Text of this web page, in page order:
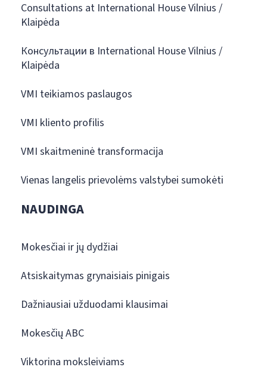
Consultations at International House Vilnius /
Klaipėda
Консультации в International House Vilnius /
Klaipėda
VMI teikiamos paslaugos
VMI kliento profilis
VMI skaitmeninė transformacija
Vienas langelis prievolėms valstybei sumokėti
NAUDINGA
Mokesčiai ir jų dydžiai
Atsiskaitymas grynaisiais pinigais
Dažniausiai užduodami klausimai
Mokesčių ABC
Viktorina moksleiviams